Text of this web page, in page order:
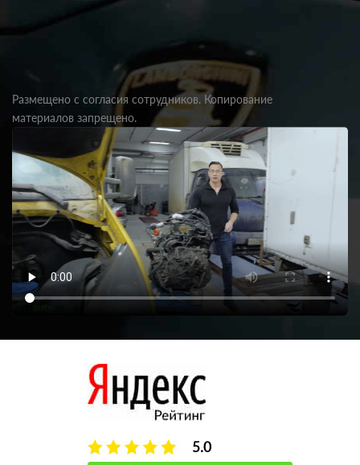
Размещено с согласия сотрудников. Копирование
материалов запрещено.
5.0